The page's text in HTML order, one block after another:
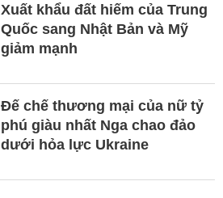
Xuất khẩu đất hiếm của Trung
Quốc sang Nhật Bản và Mỹ
giảm mạnh
Đế chế thương mại của nữ tỷ
phú giàu nhất Nga chao đảo
dưới hỏa lực Ukraine